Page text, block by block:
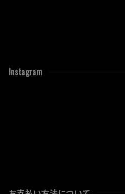
Instagram